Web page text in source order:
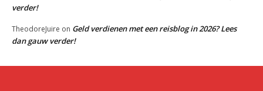
verder!
TheodoreJuire on Geld verdienen met een reisblog in 2026? Lees
dan gauw verder!